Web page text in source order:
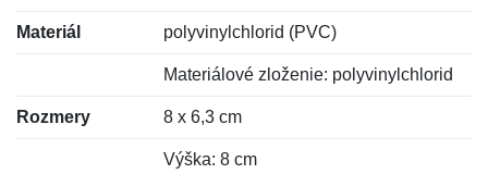
Materiál polyvinylchlorid (PVC)
Materiálové zloženie: polyvinylchlorid
Rozmery 8 x 6,3 cm
Výška: 8 cm